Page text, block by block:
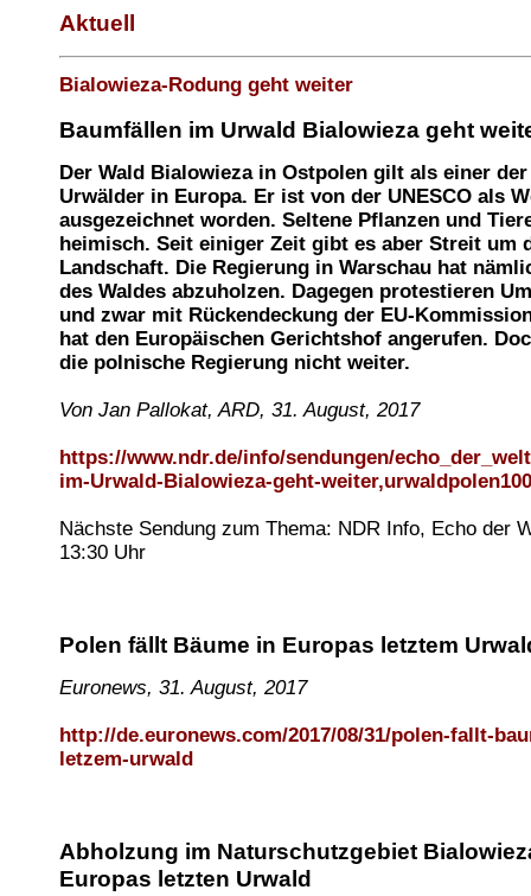
Aktuell
Bialowieza-Rodung geht weiter
Baumfällen im Urwald Bialowieza geht
Der Wald Bialowieza in Ostpolen gilt als einer
Urwälder in Europa. Er ist von der UNESCO als
ausgezeichnet worden. Seltene Pflanzen und
heimisch. Seit einiger Zeit gibt es aber Streit um
Landschaft. Die Regierung in Warschau hat
des Waldes abzuholzen. Dagegen protestieren
und zwar mit Rückendeckung der EU-
hat den Europäischen Gerichtshof angerufen.
die polnische Regierung nicht weiter.
Von Jan Pallokat, ARD, 31. August, 2017
https://www.ndr.de/info/sendungen/
im-Urwald-Bialowieza-geht-
Nächste Sendung zum Thema: NDR Info, Echo der
13:30 Uhr
Polen fällt Bäume in Europas letztem
Euronews, 31. August, 2017
http://de.euronews.com/2017/08/31/polen-fallt-
letzem-urwald
Abholzung im Naturschutzgebiet
Europas letzten Urwald